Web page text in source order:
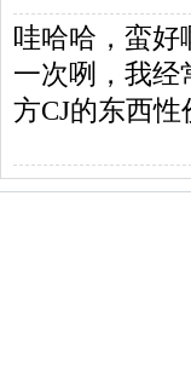
哇哈哈，蛮好
一次咧，我经
方CJ的东西性